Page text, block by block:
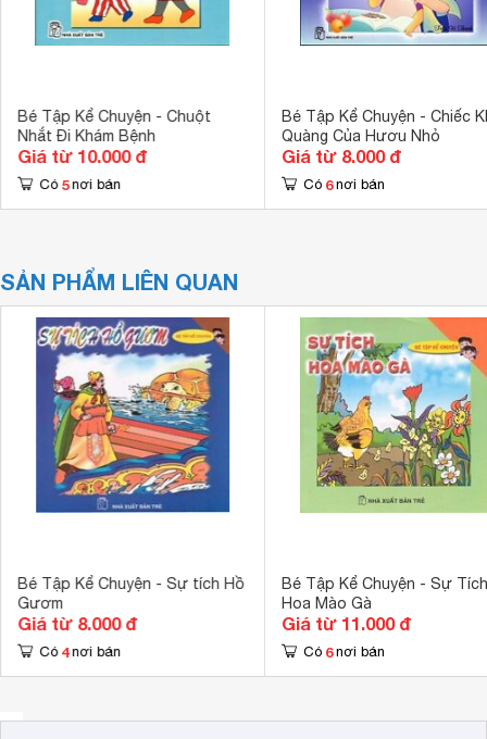
Bé Tập Kể Chuyện - Chuột
Nhắt Đi Khám Bệnh
Giá từ 10.000 đ
Có 5 nơi bán
Bé Tập Kể Chuyện - Chiếc
Quàng Của Hươu Nhỏ
Giá từ 8.000 đ
Có 6 nơi bán
SẢN PHẨM LIÊN QUAN
Bé Tập Kể Chuyện - Sự tích Hồ
Gươm
Giá từ 8.000 đ
Có 4 nơi bán
Bé Tập Kể Chuyện - Sự Tích
Hoa Mào Gà
Giá từ 11.000 đ
Có 6 nơi bán